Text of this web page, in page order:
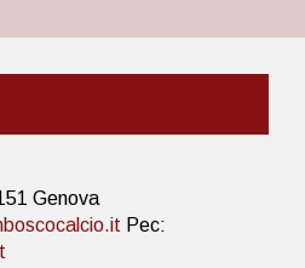
Genova
Pec: